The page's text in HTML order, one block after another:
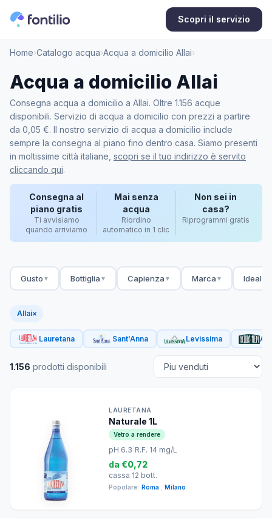
Scopri il servizio
Home›Catalogo acqua›Acqua a domicilio Allai›
Acqua a domicilio Allai
Consegna acqua a domicilio a Allai. Oltre 1.156 acque
disponibili. Servizio di acqua a domicilio con prezzi a partire
da 0,05 €. Il nostro servizio di acqua a domicilio include
sempre la consegna al piano fino dentro casa. Siamo presenti
in moltissime città italiane, scopri se il tuo indirizzo è servito
cliccando qui.
Consegna al
piano gratis
Ti avvisiamo
quando arriviamo
Mai senza
acqua
Riordino
automatico in 1 clic
Non sei in
casa?
Riprogrammi gratis
Gusto ▼ Bottiglia ▼ Capienza ▼ Marca ▼ Ideale
Allai×
Lauretana Sant'Anna Levissima
1.156 prodotti disponibili
LAURETANA
Naturale 1L
Vetro a rendere
pH 6.3 R.F. 14 mg/L
da €0,72
cassa 12 bott.
Popolare: Roma Milano